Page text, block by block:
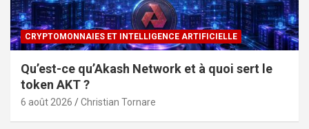
CRYPTOMONNAIES ET INTELLIGENCE ARTIFICIELLE
Qu’est-ce qu’Akash Network et à quoi sert le
token AKT ?
6 août 2026 Christian Tornare